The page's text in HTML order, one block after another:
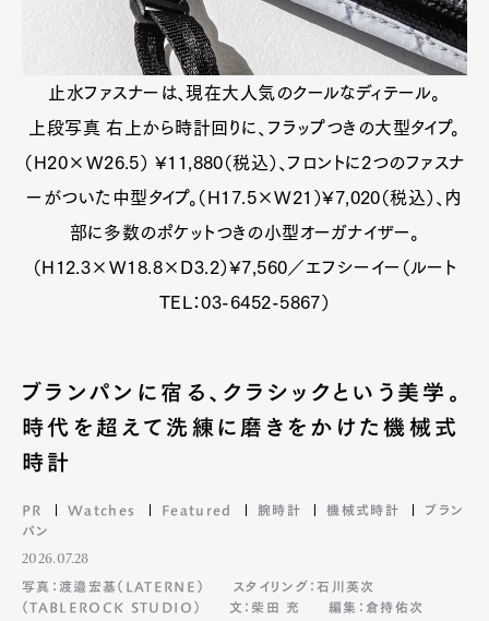
止水ファスナーは、現在大人気のクールなディテール。
上段写真 右上から時計回りに、フラップつきの大型タイプ。
（H20×W26.5） ¥11,880（税込）、フロントに2つのファスナ
ーがついた中型タイプ。（H17.5×W21）¥7,020（税込）、内
部に多数のポケットつきの小型オーガナイザー。
（H12.3×W18.8×D3.2）¥7,560／エフシーイー（ルート
TEL：03-6452-5867）
ブランパンに宿る、クラシックという美学。
時代を超えて洗練に磨きをかけた機械式
時計
PR Watches Featured 腕時計 機械式時計
ブラン
パン
2026.07.28
写真：渡邉宏基（LATERNE）
スタイリング：石川英次
（TABLEROCK STUDIO）
文：柴田 充 編集：倉持佑次